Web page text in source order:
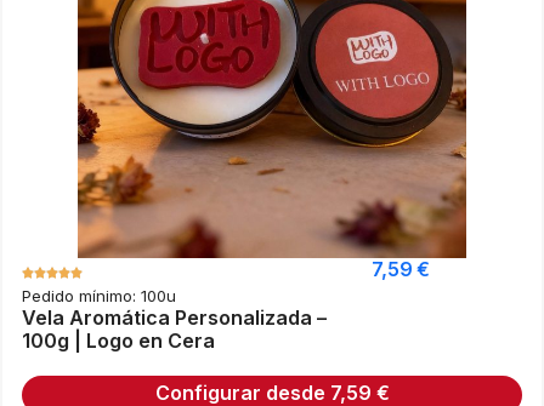
Pedido mínimo: 100u
Vela Aromática Personalizada –
100g | Logo en Cera
7,59€
Configurar desde 7,59 €